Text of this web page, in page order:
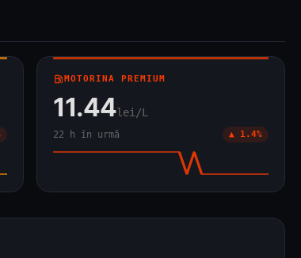
local_gas_stationMOTORINA PREMIUM
11.44lei/L
22 h în urmă ▲ 1.4%